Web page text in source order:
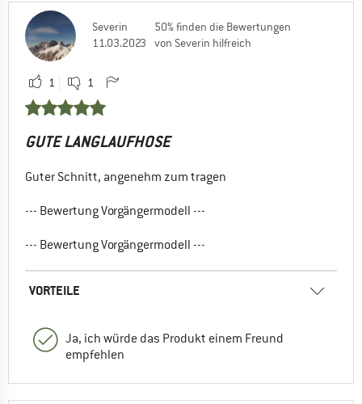
Severin
11.03.2023
50% finden die Bewertungen
von Severin hilfreich
1 1
GUTE LANGLAUFHOSE
Guter Schnitt, angenehm zum tragen
--- Bewertung Vorgängermodell ---
--- Bewertung Vorgängermodell ---
VORTEILE
Ja, ich würde das Produkt einem Freund
empfehlen